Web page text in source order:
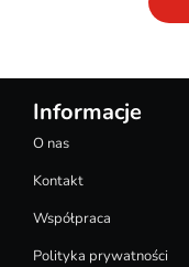
Informacje
O nas
Kontakt
Współpraca
Polityka prywatności